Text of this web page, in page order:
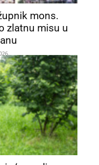
mons.
zlatnu misu u